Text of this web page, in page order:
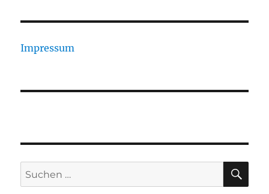
Impressum
Suchen
nach: